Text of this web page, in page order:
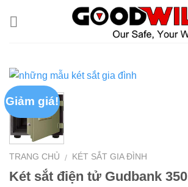
Giảm giá!
TRANG CHỦ / KÉT SẮT GIA ĐÌNH
Két sắt điện tử Gudbank 350